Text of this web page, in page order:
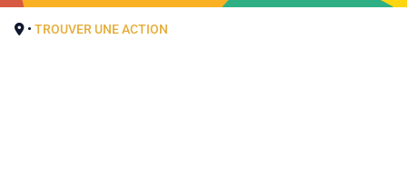
• TROUVER UNE ACTION